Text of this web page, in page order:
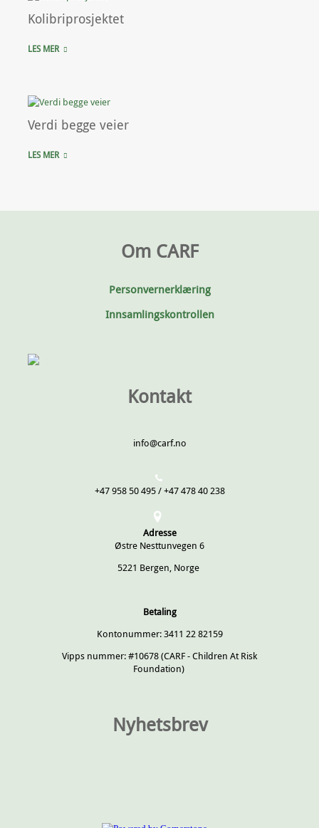
Kolibriprosjektet
LES MER
Verdi begge veier
LES MER
Om CARF
Personvernerklæring
Innsamlingskontrollen
Kontakt
info@carf.no
+47 958 50 495 / +47 478 40 238
Adresse
Østre Nesttunvegen 6
5221 Bergen, Norge
Betaling
Kontonummer: 3411 22 82159
Vipps nummer: #10678 (CARF - Children At Risk
Foundation)
Nyhetsbrev